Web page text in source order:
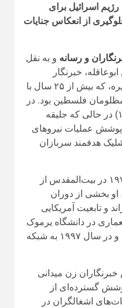
اسرائیل برای
از انعکاس جنایات
و رسانه و به نقل
خبرنگار
فلسطینی آمریکایی باسابقه الجزیره، که بیش از ۲۵ سال با
فلسطین بود. در
۱۱ مه ۲۰۲۲ (۲۱ اردیبهشت ۱۴۰۱) در حالی که جلیقه
عملیات نیروهای
شلیک هدفمند سربازان
شیرین ابوعاقله متولد ۳ آوریل ۱۹۷۱ در بیت‌المقدس از
بخشی از دوران
و تابعیت آمریکایی
در دانشگاه یرموک
اردن، به روزنامه‌نگاری روی آورد و در سال ۱۹۹۷ به شبکه
خبرنگاران زن میدانی
گسترده‌ای از
اشغالگران در